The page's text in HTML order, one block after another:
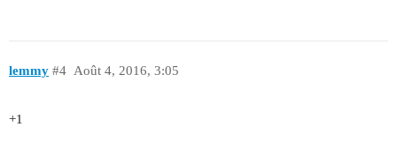
lemmy Août 4, 2016, 3:05
#4
+1